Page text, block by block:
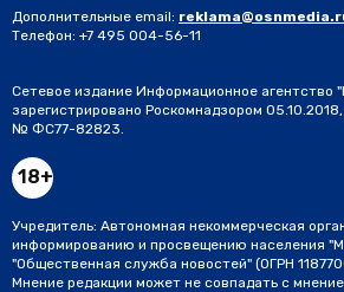
Дополнительные email:
Телефон: +7 495 004-56-11
Сетевое издание Информационное агентство
зарегистрировано Роскомнадзором
№ ФС77-82823.
18+
Учредитель: Автономная некоммерческая
информированию и просвещению населения
"Общественная служба новостей" (ОГРН
Мнение редакции может не совпадать с